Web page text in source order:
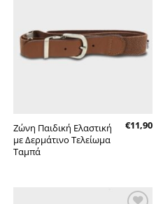
επιθυμητών
Ζώνη Παιδική Ελαστική
με Δερμάτινο Τελείωμα
Ταμπά
€11,90